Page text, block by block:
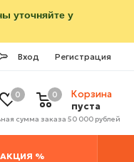
уточняйте у
Вход Регистрация
0
Корзина
пуста
0
сумма заказа 50 000 рублей
АКЦИЯ %